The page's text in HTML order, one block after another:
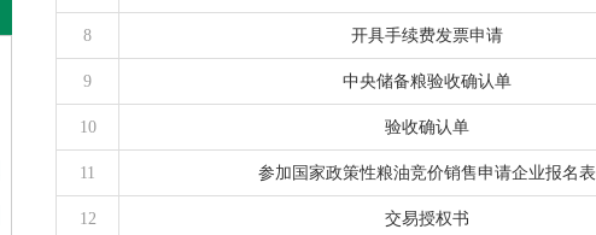
8 开具手续费发票申请
9 中央储备粮验收确认单
10 验收确认单
11 参加国家政策性粮油竞价销售申请企业报名表
12 交易授权书